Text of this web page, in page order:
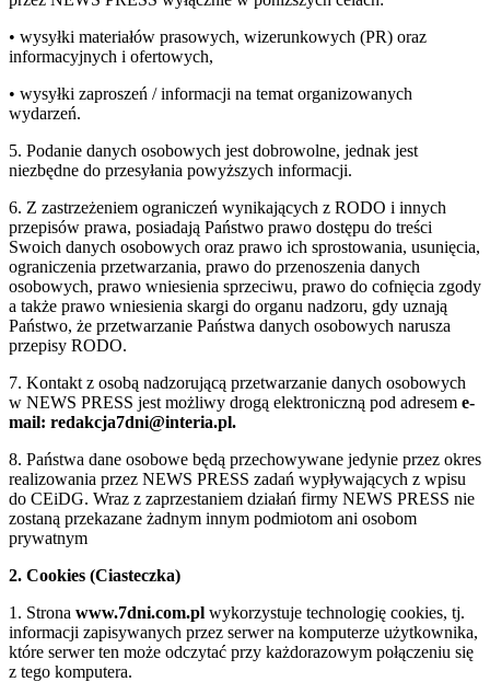
• wysyłki materiałów prasowych, wizerunkowych (PR) oraz
informacyjnych i ofertowych,
• wysyłki zaproszeń / informacji na temat organizowanych
wydarzeń.
5. Podanie danych osobowych jest dobrowolne, jednak jest
niezbędne do przesyłania powyższych informacji.
6. Z zastrzeżeniem ograniczeń wynikających z RODO i innych
przepisów prawa, posiadają Państwo prawo dostępu do treści
Swoich danych osobowych oraz prawo ich sprostowania, usunięcia,
ograniczenia przetwarzania, prawo do przenoszenia danych
osobowych, prawo wniesienia sprzeciwu, prawo do cofnięcia zgody
a także prawo wniesienia skargi do organu nadzoru, gdy uznają
Państwo, że przetwarzanie Państwa danych osobowych narusza
przepisy RODO.
7. Kontakt z osobą nadzorującą przetwarzanie danych osobowych
w NEWS PRESS jest możliwy drogą elektroniczną pod adresem e-
mail: redakcja7dni@interia.pl.
8. Państwa dane osobowe będą przechowywane jedynie przez okres
realizowania przez NEWS PRESS zadań wypływających z wpisu
do CEiDG. Wraz z zaprzestaniem działań firmy NEWS PRESS nie
zostaną przekazane żadnym innym podmiotom ani osobom
prywatnym
2. Cookies (Ciasteczka)
1. Strona www.7dni.com.pl wykorzystuje technologię cookies, tj.
informacji zapisywanych przez serwer na komputerze użytkownika,
które serwer ten może odczytać przy każdorazowym połączeniu się
z tego komputera.